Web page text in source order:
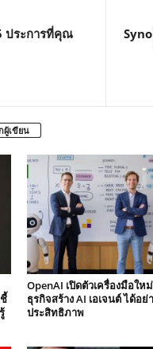
ประการที่คุณ
ผู้เขียน
OpenAI เปิดตัวเครื่องมือให
ธุรกิจสร้าง AI เอเจนต์ ได้อย่
ประสิทธิภาพ